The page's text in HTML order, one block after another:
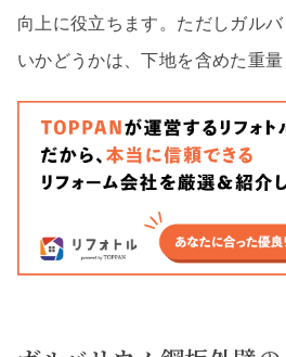
向上に役立ちます。ただしガル
いかどうかは、下地を含めた重量